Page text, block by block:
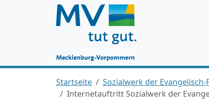
Startseite Sozialwerk der
Internetauftritt Sozialwerk der